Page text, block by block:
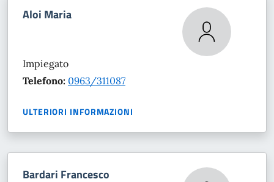
Aloi Maria
Impiegato
Telefono: 0963/311087
ULTERIORI INFORMAZIONI
Bardari Francesco